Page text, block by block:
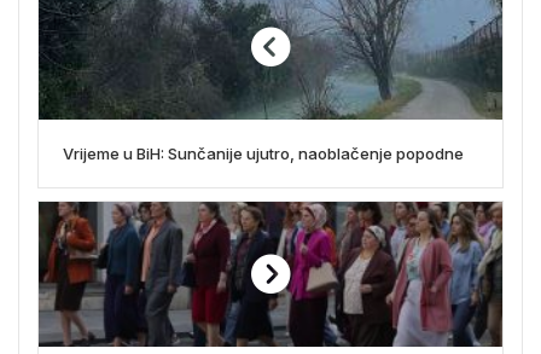
Vrijeme u BiH: Sunčanije ujutro, naoblačenje popodne